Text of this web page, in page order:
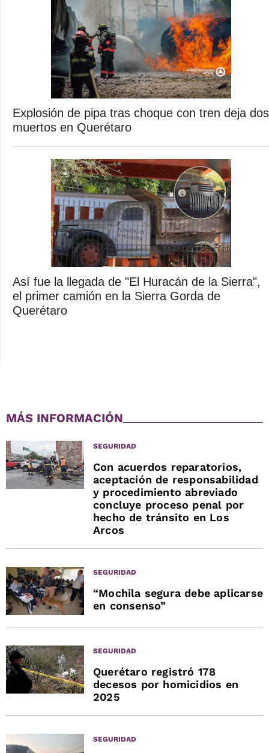
Explosión de pipa tras choque con tren deja dos
muertos en Querétaro
Así fue la llegada de "El Huracán de la Sierra",
el primer camión en la Sierra Gorda de
Querétaro
MÁS INFORMACIÓN
SEGURIDAD
Con acuerdos reparatorios,
aceptación de responsabilidad
y procedimiento abreviado
concluye proceso penal por
hecho de tránsito en Los
Arcos
SEGURIDAD
“Mochila segura debe aplicarse
en consenso”
SEGURIDAD
Querétaro registró 178
decesos por homicidios en
2025
SEGURIDAD